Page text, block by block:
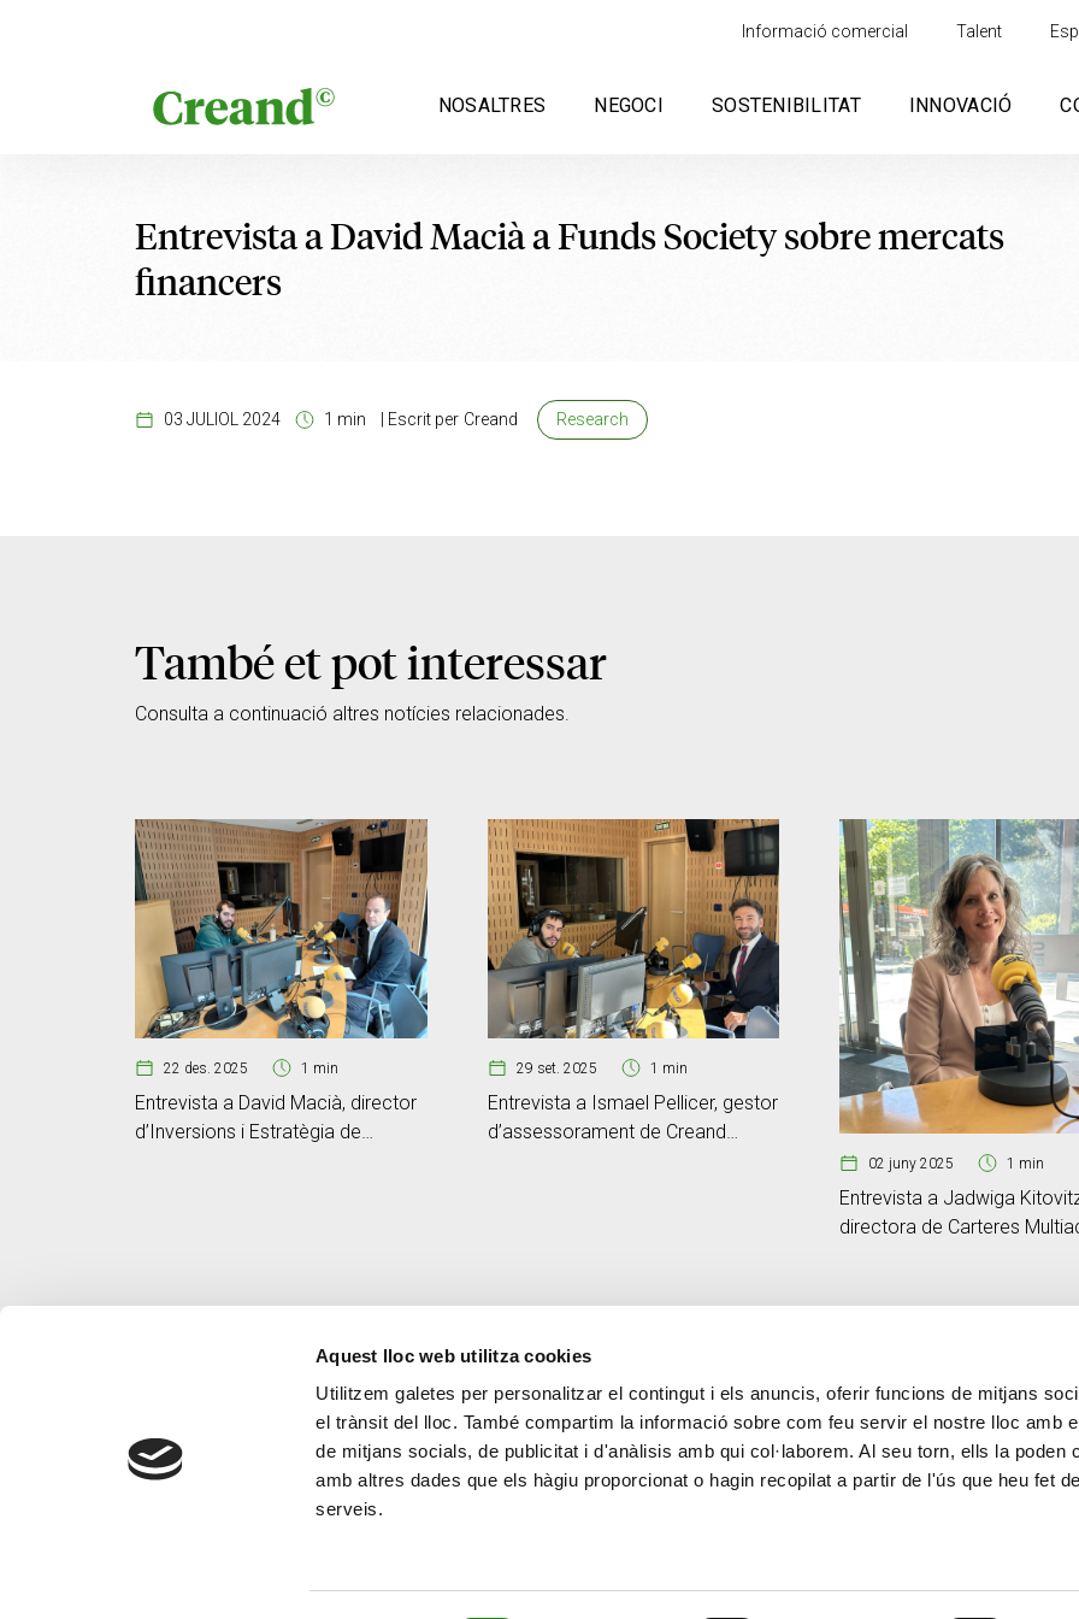
Aquest lloc web utilitza cookies
Utilitzem galetes per personalitzar el contingut i els anuncis, oferir funcions de mitjans
el trànsit del lloc. També compartim la informació sobre com feu servir el nostre lloc amb
de mitjans socials, de publicitat i d'anàlisis amb qui col·laborem. Al seu torn, ells la poden
amb altres dades que els hàgiu proporcionat o hagin recopilat a partir de l'ús que heu fet
serveis.
Informació comercial Talent
NOSALTRES NEGOCI SOSTENIBILITAT INNOVACIÓ
Entrevista a David Macià a Funds Society sobre mercats
financers
03 JULIOL 2024 1 min Escrit per Creand Research
També et pot interessar
Consulta a continuació altres notícies relacionades.
22 des. 2025 1 min
Entrevista a David Macià, director
d’Inversions i Estratègia de
29 set. 2025 1 min
Entrevista a Ismael Pellicer, gestor
d’assessorament de Creand
02 juny 2025 1 min
Entrevista a Jadwiga
directora de Carteres
CONTACTE
+376 88 88 88
MÉS CREAND
Govern
Actualitat